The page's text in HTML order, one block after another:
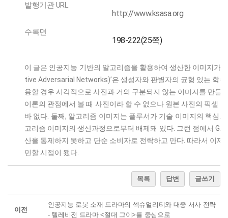
발행기관 URL
http://www.ksasa.org
수록면
198-222(25쪽)
이 글은 인공지능 기반의 알고리즘을 활용하여 생산한 이미지가
tive Adversarial Networks)’은 생성자와 판별자의 균형 있는 학
용할 경우 시각적으로 사진과 거의 구분되지 않는 이미지를 만들
이론의 관점에서 볼 때 사진이라 할 수 없으나 원본 사진의 픽셀
바 없다. 둘째, 알고리즘 이미지는 플루서가 기술 이미지의 핵심
고리즘 이미지의 생산과정으로부터 배제돼 있다. 그런 점에서
산을 통제하지 못하고 단순 소비자로 전락하고 만다. 따라서 이
민할 시점이 됐다.
목록 답변 글쓰기
이전
인공지능 로봇 소재 드라마의 섹슈얼리티와 대중 서사 전략
- 텔레비전 드라마 <절대 그이>를 중심으로